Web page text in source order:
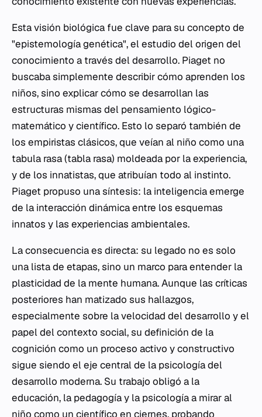
Esta visión biológica fue clave para su concepto de
"epistemología genética", el estudio del origen del
conocimiento a través del desarrollo. Piaget no
buscaba simplemente describir cómo aprenden los
niños, sino explicar cómo se desarrollan las
estructuras mismas del pensamiento lógico-
matemático y científico. Esto lo separó también de
los empiristas clásicos, que veían al niño como una
tabula rasa(tabla rasa) moldeada por la experiencia,
y de los innatistas, que atribuían todo al instinto.
Piaget propuso una síntesis: la inteligencia emerge
de la interacción dinámica entre los esquemas
innatos y las experiencias ambientales.
La consecuencia es directa: su legado no es solo
una lista de etapas, sino un marco para entender la
plasticidad de la mente humana. Aunque las críticas
posteriores han matizado sus hallazgos,
especialmente sobre la velocidad del desarrollo y el
papel del contexto social, su definición de la
cognición como un proceso activo y constructivo
sigue siendo el eje central de la psicología del
desarrollo moderna. Su trabajo obligó a la
educación, la pedagogía y la psicología a mirar al
niño como un científico en ciernes, probando